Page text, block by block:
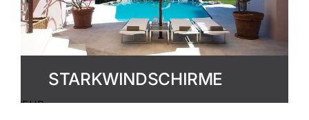
STARKWINDSCHIRME
MEHR